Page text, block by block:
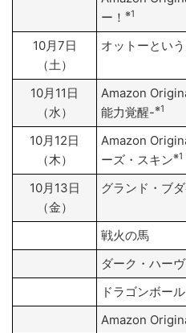
ー！ ※1
10月7日
（土）
オットーとい
10月11日
（水）
Amazon
能力覚醒-※1
10月12日
（木）
Amazon
ーズ・スキン※1
10月13日
（金）
グランド・ブ
戦火の馬
ダーク・ハー
ドラゴンボー
Amazon